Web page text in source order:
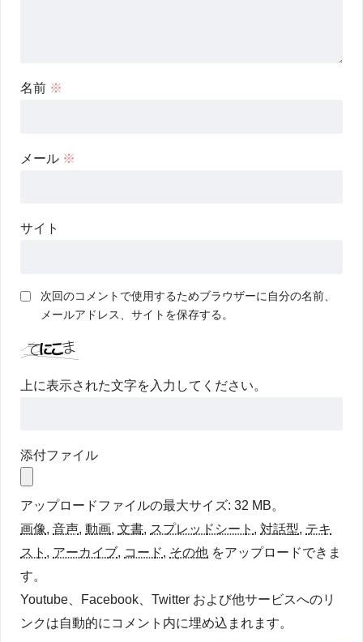
名前 ※
メール ※
サイト
次回のコメントで使用するためブラウザーに自分の名前、
メールアドレス、サイトを保存する。
上に表示された文字を入力してください。
添付ファイル
アップロードファイルの最大サイズ: 32 MB。
画像, 音声, 動画, 文書, スプレッドシート , 対話型, テキ
スト , アーカイブ, コード, その他 をアップロードできま
す。
Youtube、Facebook、Twitter および他サービスへのリ
ンクは自動的にコメント内に埋め込まれます。